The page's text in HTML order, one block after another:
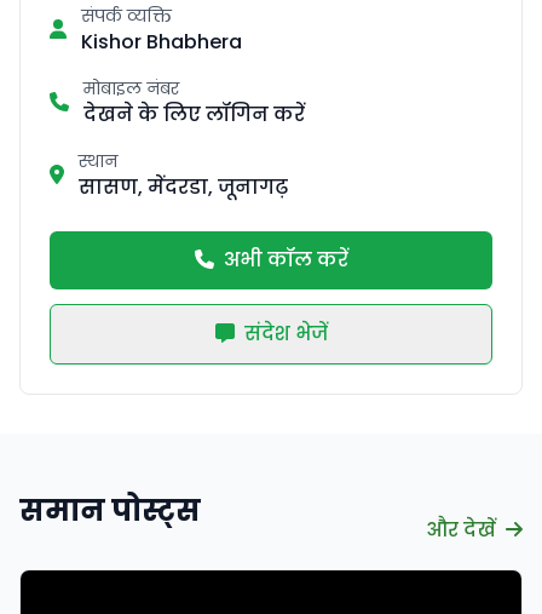
संपर्क व्यक्ति
Kishor Bhabhera
मोबाइल नंबर
देखने के लिए लॉगिन करें
स्थान
सासण, मेंदरडा, जूनागढ़
अभी कॉल करें
संदेश भेजें
समान पोस्ट्स और देखें